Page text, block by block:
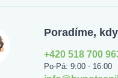
Poradíme,
+420 518 700
Po-Pá: 9:00 - 16:00